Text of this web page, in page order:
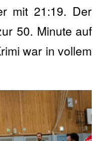
mit 21:19. Der
50. Minute auf
war in vollem